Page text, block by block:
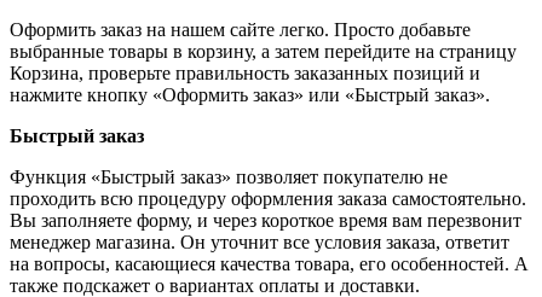
Оформить заказ на нашем сайте легко. Просто добавьте
выбранные товары в корзину, а затем перейдите на страницу
Корзина, проверьте правильность заказанных позиций и
нажмите кнопку «Оформить заказ» или «Быстрый заказ».
Быстрый заказ
Функция «Быстрый заказ» позволяет покупателю не
проходить всю процедуру оформления заказа самостоятельно.
Вы заполняете форму, и через короткое время вам перезвонит
менеджер магазина. Он уточнит все условия заказа, ответит
на вопросы, касающиеся качества товара, его особенностей. А
также подскажет о вариантах оплаты и доставки.